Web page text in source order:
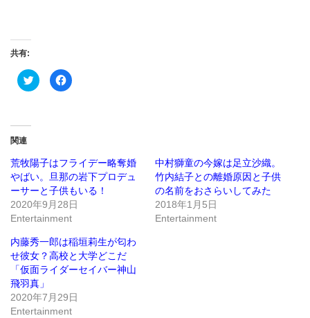
共有:
ク
リ
(新
し
い
ウ
ィ
ン
ド
ウ
開
き
ま
す)
Facebook
で
ッ
ク
し
て
く
だ
さ
い
し
い
ウ
ィ
ン
で
開
き
関連
荒牧陽子はフライデー略奪婚
やばい。旦那の岩下プロデュ
ーサーと子供もいる！
2020年9月28日
Entertainment
中村獅童の今嫁は足立沙織。
竹内結子との離婚原因と子供
の名前をおさらいしてみた
2018年1月5日
Entertainment
内藤秀一郎は稲垣莉生が匂わ
せ彼女？高校と大学どこだ
「仮面ライダーセイバー神山
飛羽真」
2020年7月29日
Entertainment